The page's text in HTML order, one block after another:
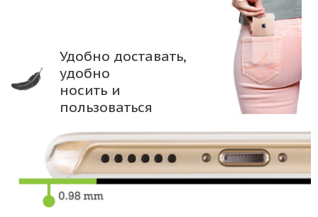
Удобно доставать,
удобно
носить и
пользоваться